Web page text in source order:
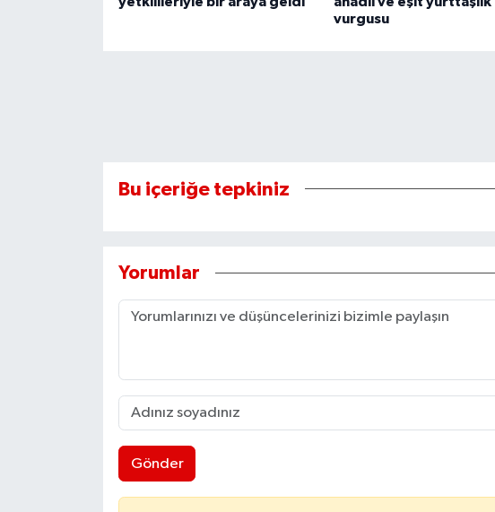
vurgusu
Bu içeriğe tepkiniz
Yorumlar
Gönder